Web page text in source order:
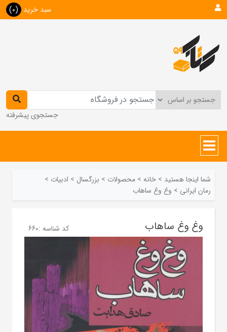
سبد خرید (0)
جستجوی پیشرفته
شما اینجا هستید > خانه > محصولات > بزرگسال > ادبیات >
رمان ایرانی > وغ وغ ساهاب
وغ وغ ساهاب کد شناسه :660